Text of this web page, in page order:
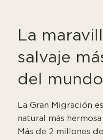
La
salvaje
del mundo
La Gran Migración
natural más
Más de 2 millones